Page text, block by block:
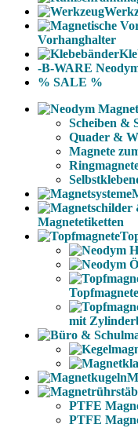
Vorhanghalter
-B-WARE
% SALE %
Scheiben &
Quader &
Magnete
Magnetetiketten
mit
PTFE
PTFE